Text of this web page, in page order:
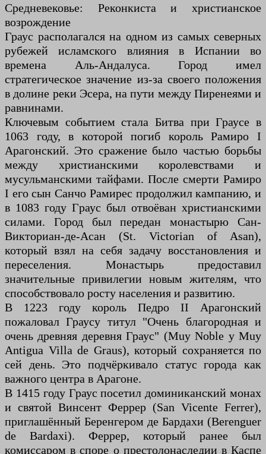
Средневековье: Реконкиста и христианское
возрождение
Граус располагался на одном из самых северных
рубежей исламского влияния в Испании во
времена Аль-Андалуса. Город имел
стратегическое значение из-за своего положения
в долине реки Эсера, на пути между Пиренеями и
равнинами.
Ключевым событием стала Битва при Граусе в
1063 году, в которой погиб король Рамиро I
Арагонский. Это сражение было частью борьбы
между христианскими королевствами и
мусульманскими тайфами. После смерти Рамиро
I его сын Санчо Рамирес продолжил кампанию, и
в 1083 году Граус был отвоёван христианскими
силами. Город был передан монастырю Сан-
Викториан-де-Асан (St. Victorian of Asan),
который взял на себя задачу восстановления и
переселения. Монастырь предоставил
значительные привилегии новым жителям, что
способствовало росту населения и развитию.
В 1223 году король Педро II Арагонский
пожаловал Граусу титул "Очень благородная и
очень древняя деревня Граус" (Muy Noble y Muy
Antigua Villa de Graus), который сохраняется по
сей день. Это подчёркивало статус города как
важного центра в Арагоне.
В 1415 году Граус посетил доминиканский монах
и святой Винсент Феррер (San Vicente Ferrer),
приглашённый Беренгером де Бардахи (Berenguer
de Bardaxi). Феррер, который ранее был
комиссаром в споре о престолонаследии в Каспе